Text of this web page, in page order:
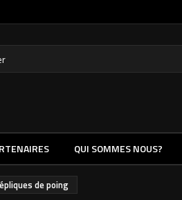
QUI SOMMES NOUS?
de poing